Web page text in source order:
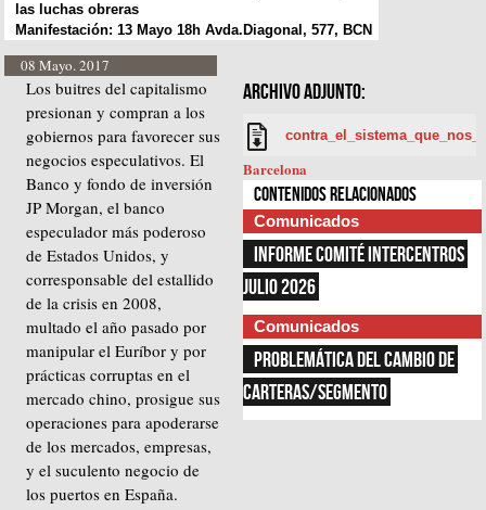
las luchas obreras
Manifestación: 13 Mayo 18h Avda.Diagonal, 577, BCN
08 Mayo. 2017
Los buitres del capitalismo
presionan y compran a los
gobiernos para favorecer sus
negocios especulativos. El
Banco y fondo de inversión
JP Morgan, el banco
especulador más poderoso
de Estados Unidos, y
corresponsable del estallido
de la crisis en 2008,
multado el año pasado por
manipular el Euríbor y por
prácticas corruptas en el
mercado chino, prosigue sus
operaciones para apoderarse
de los mercados, empresas,
y el suculento negocio de
los puertos en España.
ARCHIVO ADJUNTO:
Barcelona
Contenidos relacionados
Comunicados
INFORME COMITÉ INTERCENTROS
JULIO 2026
Comunicados
PROBLEMÁTICA DEL CAMBIO DE
CARTERAS/SEGMENTO